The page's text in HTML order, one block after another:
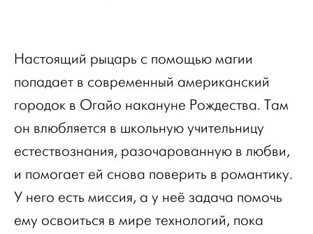
Настоящий рыцарь с помощью магии
попадает в современный американский
городок в Огайо накануне Рождества. Там
он влюбляется в школьную учительницу
естествознания, разочарованную в любви,
и помогает ей снова поверить в романтику.
У него есть миссия, а у неё задача помочь
ему освоиться в мире технологий, пока